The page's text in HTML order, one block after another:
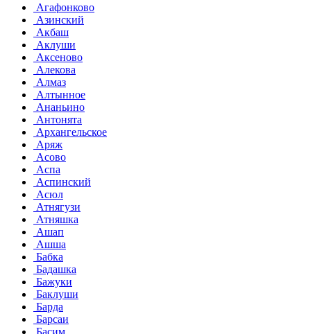
Агафонково
Азинский
Акбаш
Аклуши
Аксеново
Алекова
Алмаз
Алтынное
Ананьино
Антонята
Архангельское
Аряж
Асово
Аспа
Аспинский
Асюл
Атнягузи
Атняшка
Ашап
Ашша
Бабка
Бадашка
Бажуки
Баклуши
Барда
Барсаи
Басим